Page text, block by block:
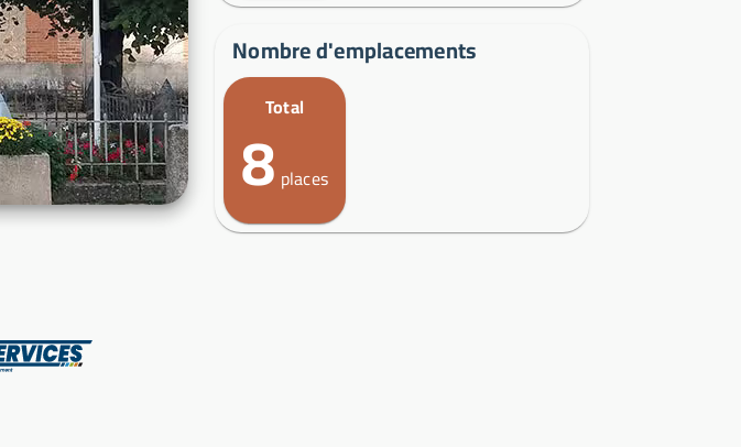
Nombre d'emplacements
Total
8 places